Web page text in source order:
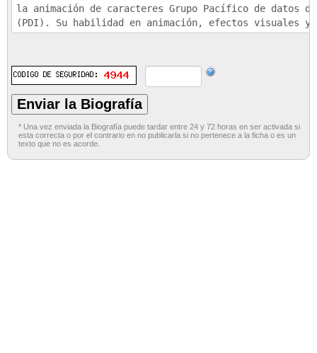
* Una vez enviada la Biografía puede tardar entre 24 y 72 horas en ser activada si
esta correcta o por el contrario en no publicarla si no pertenece a la ficha o es un
texto que no es acorde.